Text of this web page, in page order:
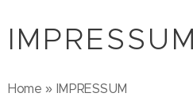
IMPRESSUM
Home » IMPRESSUM